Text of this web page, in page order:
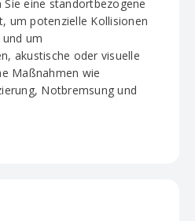
Sie eine standortbezogene
um potenzielle Kollisionen
um
akustische oder visuelle
Maßnahmen wie
Notbremsung und